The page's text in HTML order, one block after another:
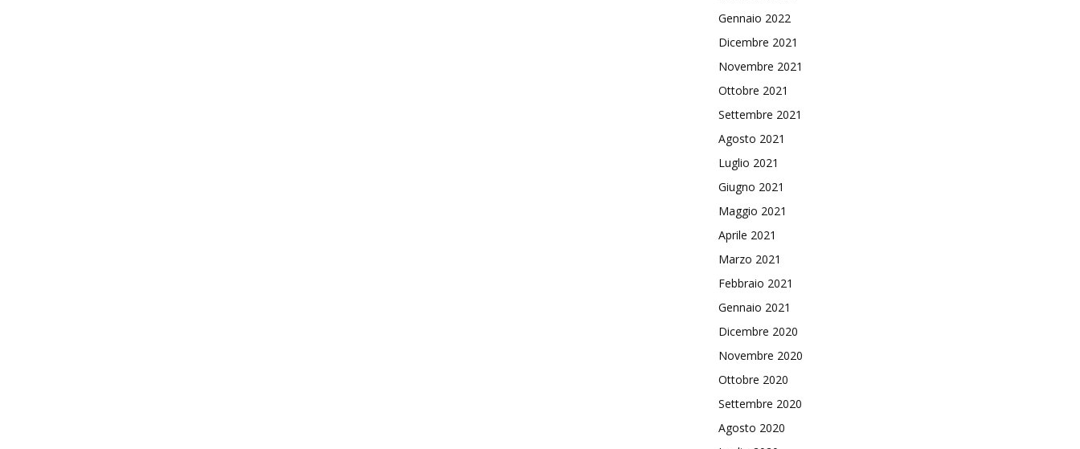
Gennaio 2022
Dicembre 2021
Novembre 2021
Ottobre 2021
Settembre 2021
Agosto 2021
Luglio 2021
Giugno 2021
Maggio 2021
Aprile 2021
Marzo 2021
Febbraio 2021
Gennaio 2021
Dicembre 2020
Novembre 2020
Ottobre 2020
Settembre 2020
Agosto 2020